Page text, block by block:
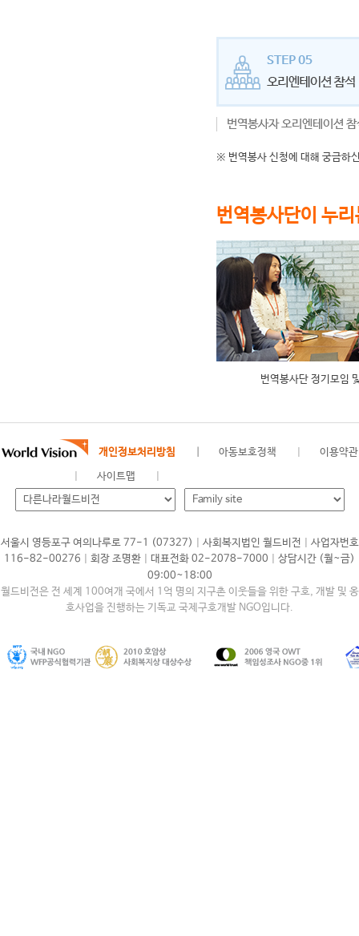
※ 번역봉사 신청에 대해 궁금하
번역봉사단이 누
번역봉사단 정기모임
개인정보처리방침 아동보호정책 이용약관
사이트맵
서울시 영등포구 여의나루로 77-1 (07327) 사회복지법인 월드비전
사업자번호
116-82-00276
회장 조명환 대표전화 02-2078-7000
상담시간 (월~금)
09:00~18:00
월드비전은 전 세계 100여개 국에서 1억 명의 지구촌 이웃들을 위한 구호, 개발 및 옹
호사업을 진행하는 기독교 국제구호개발 NGO입니다.